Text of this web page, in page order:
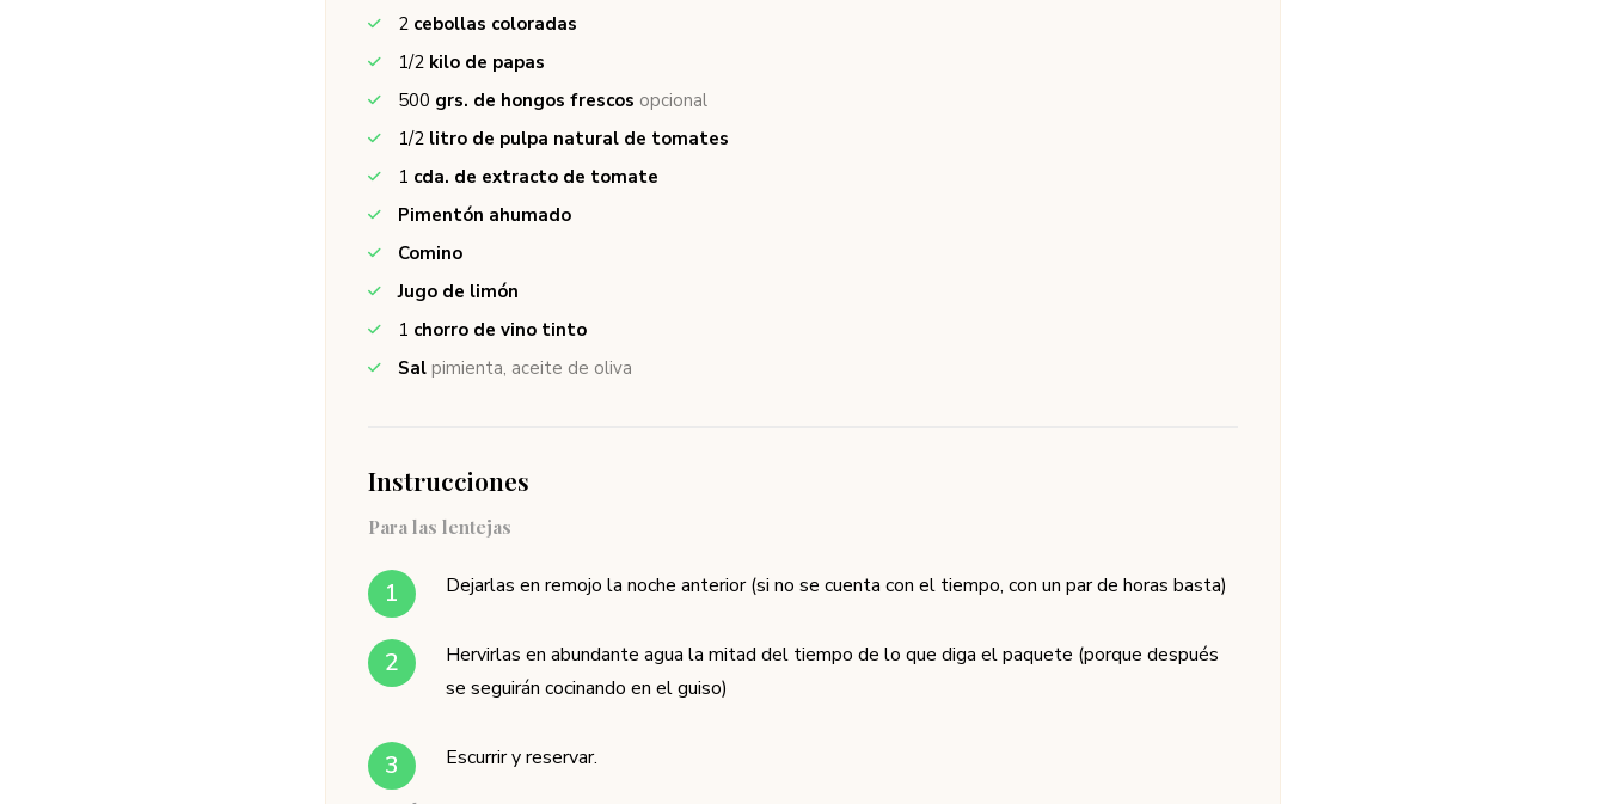
2 cebollas coloradas
1/2 kilo de papas
500 grs. de hongos frescos opcional
1/2 litro de pulpa natural de tomates
1 cda. de extracto de tomate
Pimentón ahumado
Comino
Jugo de limón
1 chorro de vino tinto
Sal pimienta, aceite de oliva
Instrucciones
Para las lentejas
Dejarlas en remojo la noche anterior (si no se cuenta con el tiempo, con un par de horas basta)
Hervirlas en abundante agua la mitad del tiempo de lo que diga el paquete (porque después
se seguirán cocinando en el guiso)
Escurrir y reservar.